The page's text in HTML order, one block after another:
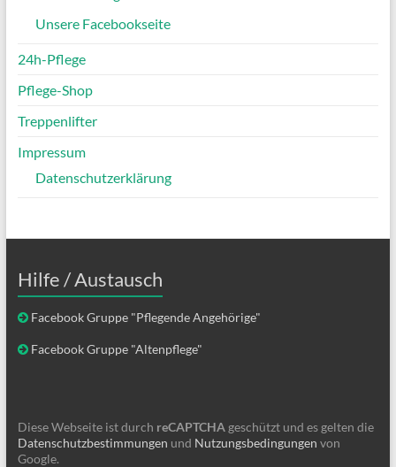
Unsere Facebookseite
24h-Pflege
Pflege-Shop
Treppenlifter
Impressum
Datenschutzerklärung
Hilfe / Austausch
Facebook Gruppe "Pflegende Angehörige"
Facebook Gruppe "Altenpflege"
Diese Webseite ist durch reCAPTCHAgeschützt und es gelten die
Datenschutzbestimmungen und Nutzungsbedingungen von
Google.